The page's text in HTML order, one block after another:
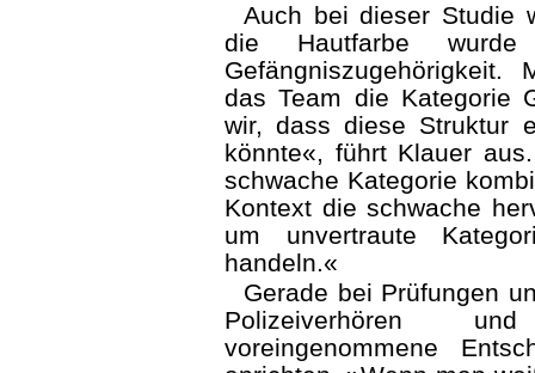
Auch bei dieser Studie
die Hautfarbe wurde
Gefängniszugehörigkeit.
das Team die Kategorie
wir, dass diese Struktur
könnte«, führt Klauer
schwache Kategorie
Kontext die schwache
um unvertraute
handeln.«
Gerade bei Prüfungen
Polizeiverhören
voreingenommene